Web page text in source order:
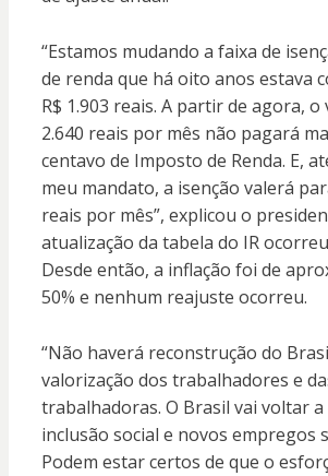
“Estamos mudando a faixa de
de renda que há oito anos estava
R$ 1.903 reais. A partir de agora, o
2.640 reais por mês não pagará
centavo de Imposto de Renda. E,
meu mandato, a isenção valerá
reais por mês”, explicou o
atualização da tabela do IR
Desde então, a inflação foi de
50% e nenhum reajuste ocorreu.
“Não haverá reconstrução do
valorização dos trabalhadores e
trabalhadoras. O Brasil vai voltar a
inclusão social e novos empregos
Podem estar certos de que o